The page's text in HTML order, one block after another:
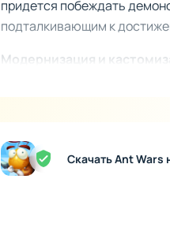
придется побеждать
подталкивающим к
Модернизация и
Ваш путь к вершине
эстетическую сторону
Различные режимы и
Скачать Ant Wars